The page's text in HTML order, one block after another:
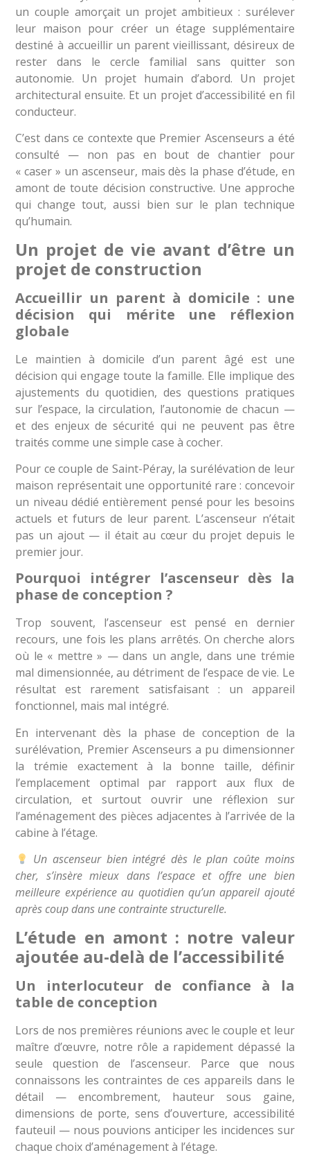
un couple amorçait un projet ambitieux : surélever
leur maison pour créer un étage supplémentaire
destiné à accueillir un parent vieillissant, désireux de
rester dans le cercle familial sans quitter son
autonomie. Un projet humain d’abord. Un projet
architectural ensuite. Et un projet d’accessibilité en fil
conducteur.
C’est dans ce contexte que Premier Ascenseurs a été
consulté — non pas en bout de chantier pour
« caser » un ascenseur, mais dès la phase d’étude, en
amont de toute décision constructive. Une approche
qui change tout, aussi bien sur le plan technique
qu’humain.
Un projet de vie avant d’être un
projet de construction
Accueillir un parent à domicile : une
décision qui mérite une réflexion
globale
Le maintien à domicile d’un parent âgé est une
décision qui engage toute la famille. Elle implique des
ajustements du quotidien, des questions pratiques
sur l’espace, la circulation, l’autonomie de chacun —
et des enjeux de sécurité qui ne peuvent pas être
traités comme une simple case à cocher.
Pour ce couple de Saint-Péray, la surélévation de leur
maison représentait une opportunité rare : concevoir
un niveau dédié entièrement pensé pour les besoins
actuels et futurs de leur parent. L’ascenseur n’était
pas un ajout — il était au cœur du projet depuis le
premier jour.
Pourquoi intégrer l’ascenseur dès la
phase de conception ?
Trop souvent, l’ascenseur est pensé en dernier
recours, une fois les plans arrêtés. On cherche alors
où le « mettre » — dans un angle, dans une trémie
mal dimensionnée, au détriment de l’espace de vie. Le
résultat est rarement satisfaisant : un appareil
fonctionnel, mais mal intégré.
En intervenant dès la phase de conception de la
surélévation, Premier Ascenseurs a pu dimensionner
la trémie exactement à la bonne taille, définir
l’emplacement optimal par rapport aux flux de
circulation, et surtout ouvrir une réflexion sur
l’aménagement des pièces adjacentes à l’arrivée de la
cabine à l’étage.
Un ascenseur bien intégré dès le plan coûte moins
cher, s’insère mieux dans l’espace et offre une bien
meilleure expérience au quotidien qu’un appareil ajouté
après coup dans une contrainte structurelle.
L’étude en amont : notre valeur
ajoutée au-delà de l’accessibilité
Un interlocuteur de confiance à la
table de conception
Lors de nos premières réunions avec le couple et leur
maître d’œuvre, notre rôle a rapidement dépassé la
seule question de l’ascenseur. Parce que nous
connaissons les contraintes de ces appareils dans le
détail — encombrement, hauteur sous gaine,
dimensions de porte, sens d’ouverture, accessibilité
fauteuil — nous pouvions anticiper les incidences sur
chaque choix d’aménagement à l’étage.